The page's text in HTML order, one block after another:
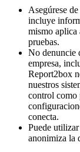
Asegúrese
incluye
mismo aplica
pruebas.
No denuncie
empresa,
Report2box
nuestros
control como
conecta.
Puede
anonimiza la